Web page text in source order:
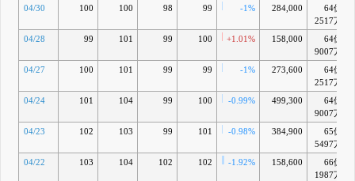
04/30
100 100 98 99 -1% 284,000
64億
2517万
04/28
99 101 99 100 +1.01% 158,000
64億
9007万
04/27
100 101 99 99 -1% 273,600
64億
2517万
04/24
101 104 99 100 -0.99% 499,300
64億
9007万
04/23
102 103 99 101 -0.98% 384,900
65億
5497万
04/22
103 104 102 102 -1.92% 158,600
66億
1987万